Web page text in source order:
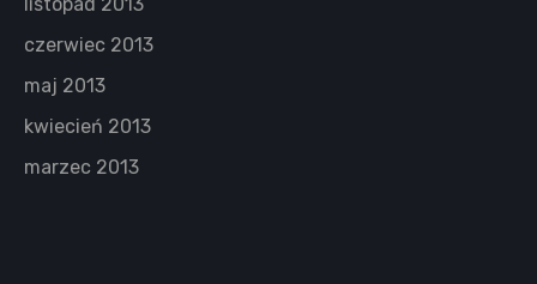
czerwiec 2013
maj 2013
kwiecień 2013
marzec 2013